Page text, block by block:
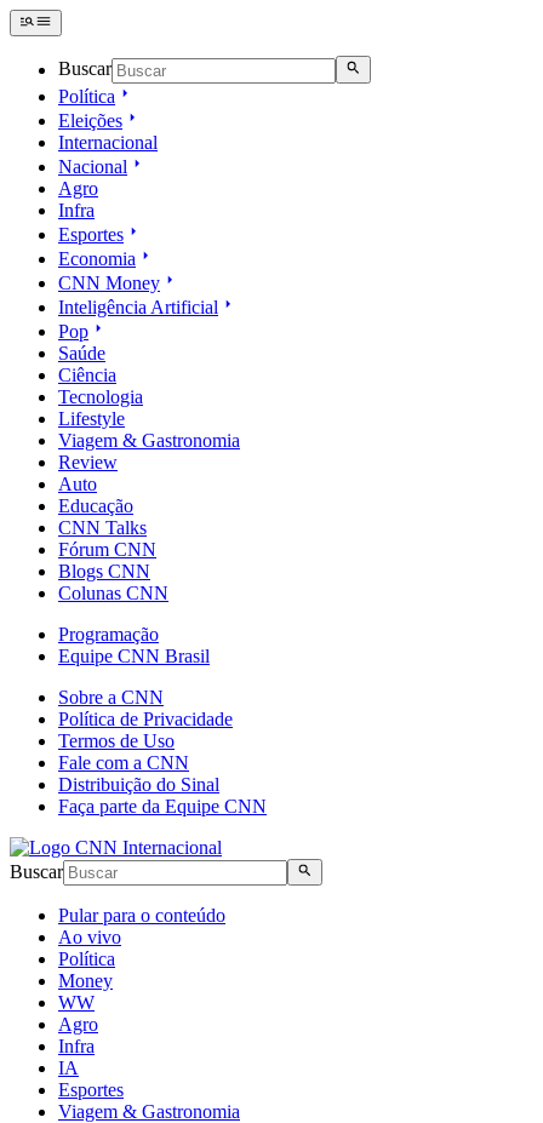
Buscar
Política
Eleições
Internacional
Nacional
Agro
Infra
Esportes
Economia
CNN Money
Inteligência Artificial
Pop
Saúde
Ciência
Tecnologia
Lifestyle
Viagem & Gastronomia
Review
Auto
Educação
CNN Talks
Fórum CNN
Blogs CNN
Colunas CNN
Programação
Equipe CNN Brasil
Sobre a CNN
Política de Privacidade
Termos de Uso
Fale com a CNN
Distribuição do Sinal
Faça parte da Equipe CNN
Buscar
Pular para o conteúdo
Ao vivo
Política
Money
WW
Agro
Infra
IA
Esportes
Viagem & Gastronomia